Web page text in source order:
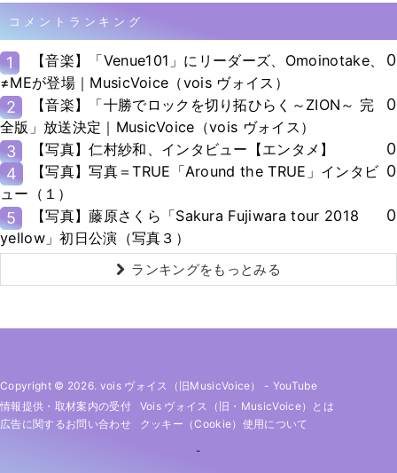
コメントランキング
1
【音楽】「Venue101」にリーダーズ、Omoinotake、
≠MEが登場｜MusicVoice（vois ヴォイス）
0
2
【音楽】「十勝でロックを切り拓ひらく～ZION～ 完
全版」放送決定｜MusicVoice（vois ヴォイス）
0
3 【写真】仁村紗和、インタビュー【エンタメ】
0
4
【写真】写真＝TRUE「Around the TRUE」インタビ
ュー（１）
0
5
【写真】藤原さくら「Sakura Fujiwara tour 2018
yellow」初日公演（写真３）
0
ランキングをもっとみる
Copyright © 2026. vois ヴォイス（旧MusicVoice） - YouTube
情報提供・取材案内の受付
Vois ヴォイス（旧・MusicVoice）とは
広告に関するお問い合わせ
クッキー（cookie）使用について
-